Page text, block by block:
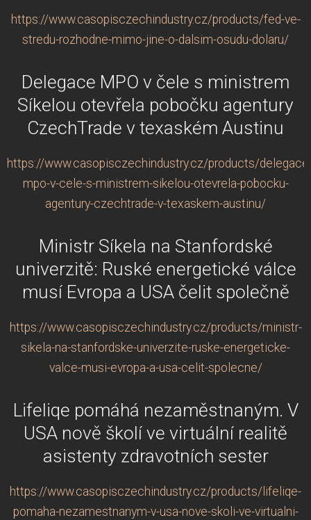
https://www.casopisczechindustry.cz/products/fed-ve-
stredu-rozhodne-mimo-jine-o-dalsim-osudu-dolaru/
Delegace MPO v čele s ministrem
Síkelou otevřela pobočku agentury
CzechTrade v texaském Austinu
https://www.casopisczechindustry.cz/products/
mpo-v-cele-s-ministrem-sikelou-otevrela-pobocku-
agentury-czechtrade-v-texaskem-austinu/
Ministr Síkela na Stanfordské
univerzitě: Ruské energetické válce
musí Evropa a USA čelit společně
https://www.casopisczechindustry.cz/products/ministr-
sikela-na-stanfordske-univerzite-ruske-energeticke-
valce-musi-evropa-a-usa-celit-spolecne/
Lifeliqe pomáhá nezaměstnaným. V
USA nově školí ve virtuální realitě
asistenty zdravotních sester
https://www.casopisczechindustry.cz/products/lifeliqe-
pomaha-nezamestnanym-v-usa-nove-skoli-ve-virtualni-